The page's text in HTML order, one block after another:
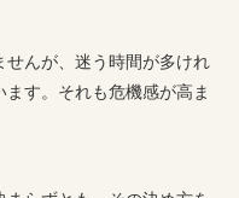
んが、迷う時間が多けれ
す。それも危機感が高ま